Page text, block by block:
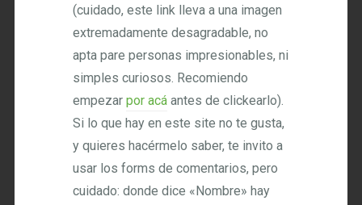
(cuidado, este link lleva a una imagen
extremadamente desagradable, no
apta pare personas impresionables, ni
simples curiosos. Recomiendo
empezarpor acá antes de clickearlo).
Si lo que hay en este site no te gusta,
y quieres hacérmelo saber, te invito a
usar los forms de comentarios, pero
cuidado: donde dice «Nombre» hay